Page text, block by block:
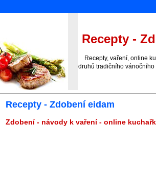
Recepty -
Recepty, vaření, online
druhů tradičního
Recepty - Zdobení eidam
Zdobení - návody k vaření - online